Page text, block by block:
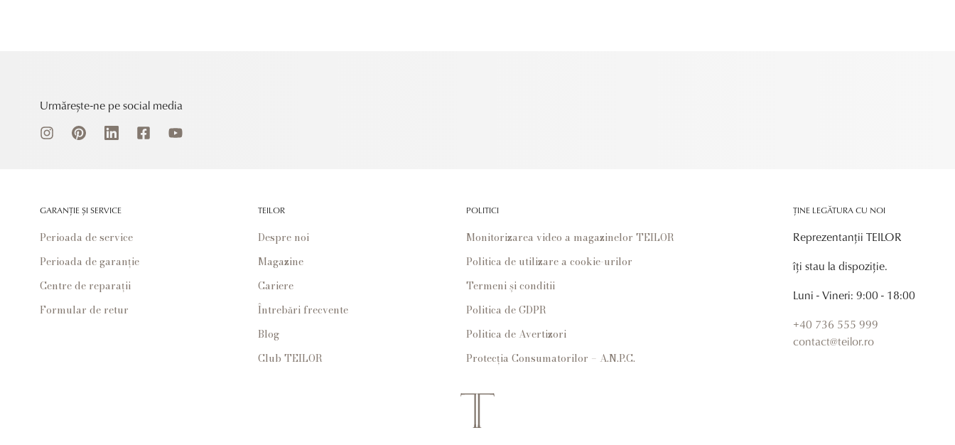
Urmărește-ne pe social media
GARANȚIE ȘI SERVICE
Perioada de service
Perioada de garanție
Centre de reparații
Formular de retur
TEILOR
Despre noi
Magazine
Cariere
Întrebări frecvente
Blog
Club TEILOR
POLITICI
Monitorizarea video a magazinelor TEILOR
Politica de utilizare a cookie-urilor
Termeni și conditii
Politica de GDPR
Politica de Avertizori
Protecția Consumatorilor – A.N.P.C.
ȚINE LEGĂTURA CU NOI
Reprezentanții TEILOR
îți stau la dispoziție.
Luni - Vineri: 9:00 - 18:00
+40 736 555 999
contact@teilor.ro